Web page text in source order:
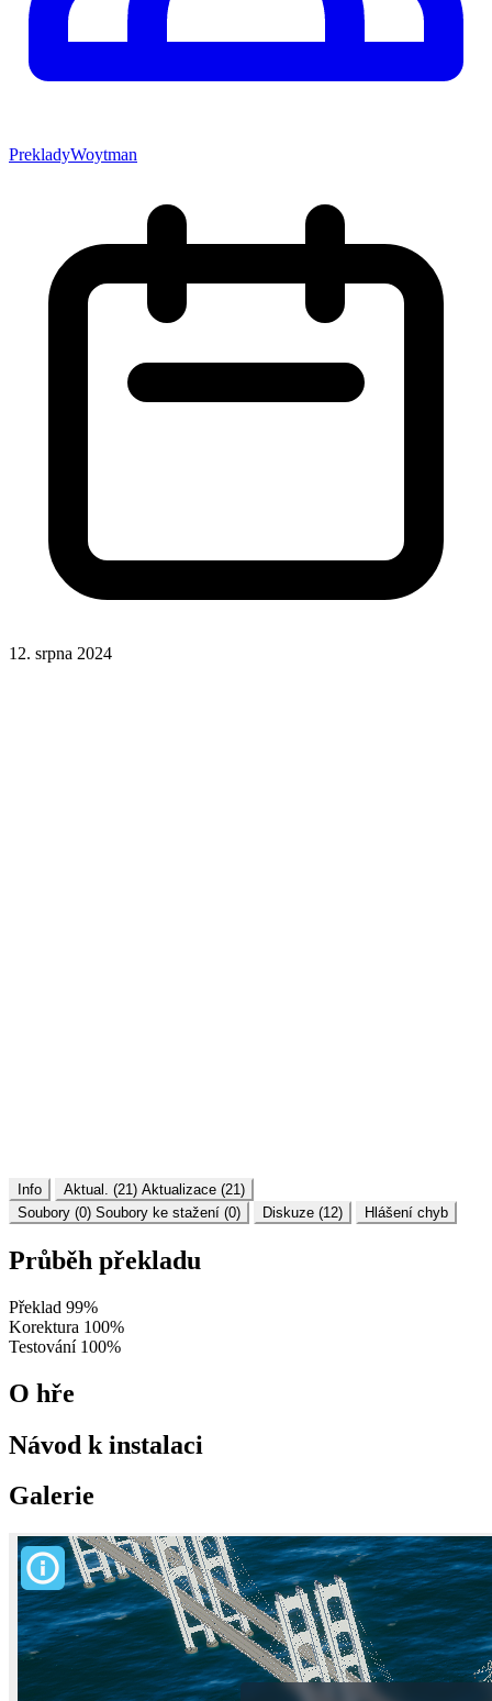
PrekladyWoytman
12. srpna 2024
Info Aktual. (21) Aktualizace (21)
Soubory (0) Soubory ke stažení (0) Diskuze (12) Hlášení chyb
Průběh překladu
Překlad 99%
Korektura 100%
Testování 100%
O hře
Návod k instalaci
Galerie